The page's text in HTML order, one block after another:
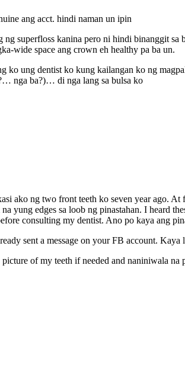
ang acct. hindi naman un ipin
superfloss kanina pero ni hindi binanggit
wide space ang crown eh healthy pa ba un.
ko ung dentist ko kung kailangan ko ng
nga ba?)… di nga lang sa bulsa ko
ako ng two front teeth ko seven year ago.
yung edges sa loob ng pinastahan. I heard
consulting my dentist. Ano po kaya ang
sent a message on your FB account.
of my teeth if needed and naniniwala